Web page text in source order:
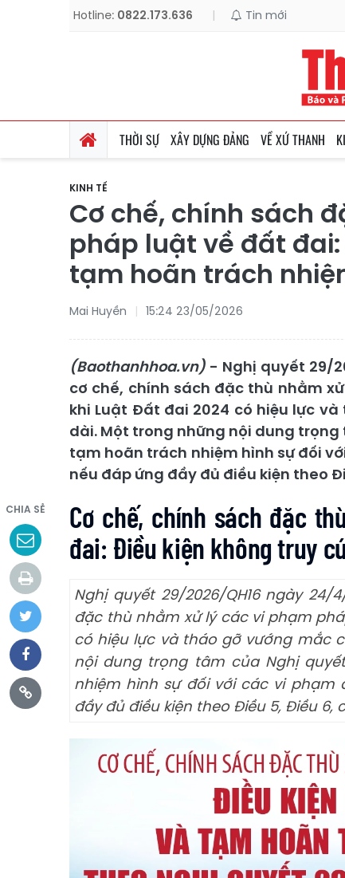
Hotline: 0822.173.636 | Tin mới
THỜI SỰ XÂY DỰNG ĐẢNG VỀ XỨ THANH
KINH TẾ
Cơ chế, chính sách
pháp luật về đất
tạm hoãn trách
Mai Huyền 15:24 23/05/2026
(Baothanhhoa.vn) - Nghị quyết 29/
cơ chế, chính sách đặc thù nhằm
khi Luật Đất đai 2024 có hiệu lực
dài. Một trong những nội dung
tạm hoãn trách nhiệm hình sự đối
nếu đáp ứng đầy đủ điều kiện theo
CHIA SẺ
Cơ chế, chính sách đặc
đai: Điều kiện không truy
Nghị quyết 29/2026/QH16 ngày
đặc thù nhằm xử lý các vi phạm
có hiệu lực và tháo gỡ vướng mắc
nội dung trọng tâm của Nghị
nhiệm hình sự đối với các vi phạm
đầy đủ điều kiện theo Điều 5, Điều 6,